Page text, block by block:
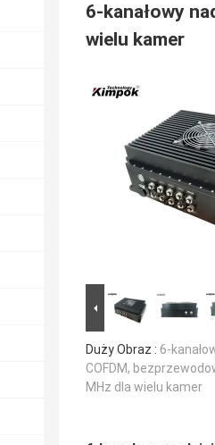
6-kanałowy
wielu kamer
Duży Obraz : 6-
COFDM,
MHz dla wielu kamer